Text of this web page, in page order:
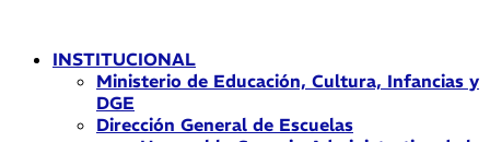
contenidoINSTITUCIONAL
Ministerio de Educación, Cultura, Infancias y
DGE
Dirección General de Escuelas